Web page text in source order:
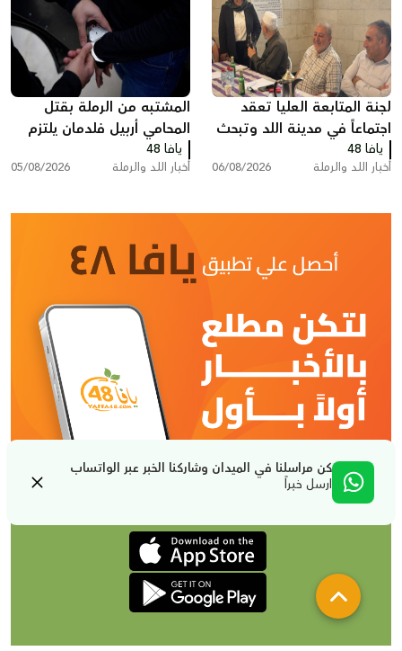
كن مراسلنا في الميدان وشاركنا الخبر عبر الواتساب
ارسل خبراً
لجنة المتابعة العليا تعقد
اجتماعاً في مدينة اللد وتبحث
ملفات الجريمة والعنف
يافا 48
أخبار اللد والرملة 06/08/2026
المشتبه من الرملة بقتل
المحامي أربيل فلدمان يلتزم
الصمت في التحقيق ويقول:
"أنا مريض نفسيًا"
يافا 48
أخبار اللد والرملة 05/08/2026